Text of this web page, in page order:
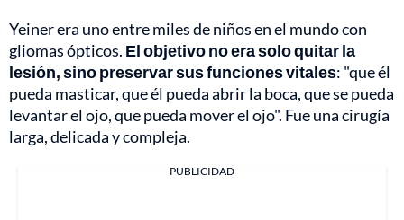
Yeiner era uno entre miles de niños en el mundo con
gliomas ópticos. El objetivo no era solo quitar la
lesión, sino preservar sus funciones vitales: "que él
pueda masticar, que él pueda abrir la boca, que se pueda
levantar el ojo, que pueda mover el ojo". Fue una cirugía
larga, delicada y compleja.
PUBLICIDAD